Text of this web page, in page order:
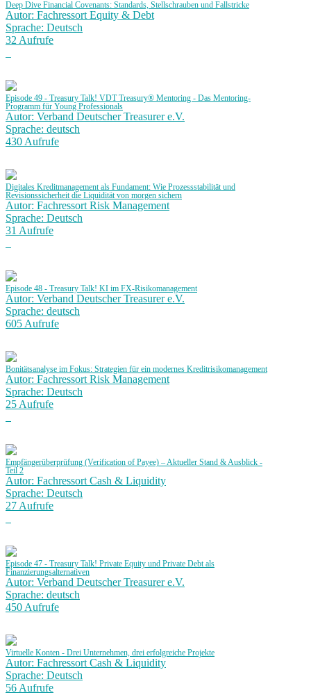
Deep Dive Financial Covenants: Standards, Stellschrauben und Fallstricke
Autor: Fachressort Equity & Debt
Sprache: Deutsch
32 Aufrufe
Episode 49 - Treasury Talk! VDT Treasury® Mentoring - Das Mentoring-
Programm für Young Professionals
Autor: Verband Deutscher Treasurer e.V.
Sprache: deutsch
430 Aufrufe
Digitales Kreditmanagement als Fundament: Wie Prozessstabilität und
Revisionssicherheit die Liquidität von morgen sichern
Autor: Fachressort Risk Management
Sprache: Deutsch
31 Aufrufe
Episode 48 - Treasury Talk! KI im FX-Risikomanagement
Autor: Verband Deutscher Treasurer e.V.
Sprache: deutsch
605 Aufrufe
Bonitätsanalyse im Fokus: Strategien für ein modernes Kreditrisikomanagement
Autor: Fachressort Risk Management
Sprache: Deutsch
25 Aufrufe
Empfängerüberprüfung (Verification of Payee) – Aktueller Stand & Ausblick -
Teil 2
Autor: Fachressort Cash & Liquidity
Sprache: Deutsch
27 Aufrufe
Episode 47 - Treasury Talk! Private Equity und Private Debt als
Finanzierungsalternativen
Autor: Verband Deutscher Treasurer e.V.
Sprache: deutsch
450 Aufrufe
Virtuelle Konten - Drei Unternehmen, drei erfolgreiche Projekte
Autor: Fachressort Cash & Liquidity
Sprache: Deutsch
56 Aufrufe